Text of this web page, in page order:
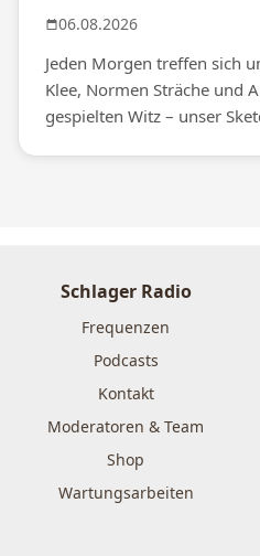
06.08.2026
Jeden Morgen treffen sich
Klee, Normen Sträche und
gespielten Witz – unser
Schlager Radio
Frequenzen
Podcasts
Kontakt
Moderatoren & Team
Shop
Wartungsarbeiten